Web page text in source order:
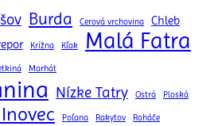
Burda Cerová vrchovina Chleb
Krížna Kľak Malá Fatra
Marhát
Nízke Tatry Ostrá Ploská
Poľana Rakytov
Roháče